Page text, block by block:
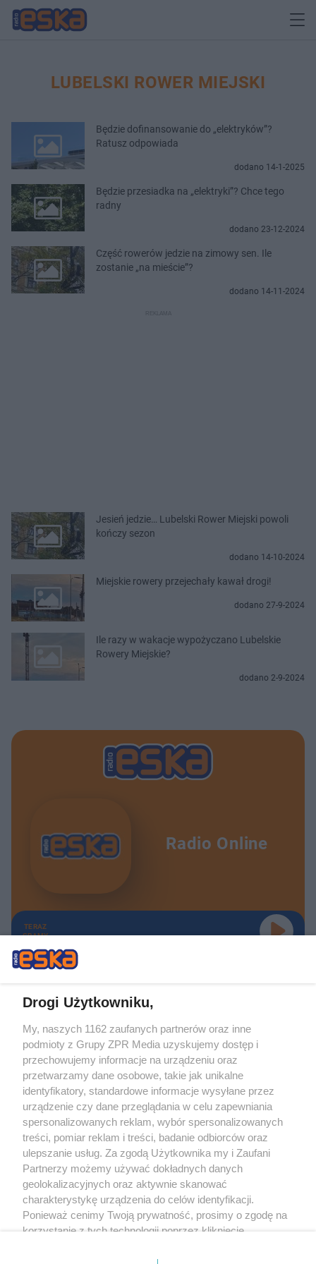
LUBELSKI ROWER MIEJSKI
Będzie dofinansowanie do „elektryków”?
Ratusz odpowiada
dodano 14-1-2025
Będzie przesiadka na „elektryki”? Chce tego
radny
dodano 23-12-2024
Część rowerów jedzie na zimowy sen. Ile
zostanie „na mieście”?
dodano 14-11-2024
Jesień jedzie… Lubelski Rower Miejski powoli
kończy sezon
dodano 14-10-2024
Miejskie rowery przejechały kawał drogi!
dodano 27-9-2024
Ile razy w wakacje wypożyczano Lubelskie
Rowery Miejskie?
dodano 2-9-2024
Radio Online
TERAZ
GRAMY
Żaden utwór zamieszczony w serwisie nie może być powielany i
rozpowszechniany lub dalej rozpowszechniany w jakikolwiek sposób (w
tym także elektroniczny lub mechaniczny) na jakimkolwiek polu
eksploatacji w jakiejkolwiek formie, włącznie z umieszczaniem w Internecie
bez pisemnej zgody właściciela praw. Jakiekolwiek użycie lub
wykorzystanie utworów w całości lub w części z naruszeniem prawa, tzn.
bez właściwej zgody, jest zabronione pod groźbą kary i może być ścigane
prawnie.
O nas
Drogi Użytkowniku,
My, naszych 1162 zaufanych partnerów oraz inne
podmioty z Grupy ZPR Media uzyskujemy dostęp i
przechowujemy informacje na urządzeniu oraz
przetwarzamy dane osobowe, takie jak unikalne
identyfikatory, standardowe informacje wysyłane przez
urządzenie czy dane przeglądania w celu zapewniania
spersonalizowanych reklam, wybór spersonalizowanych
treści, pomiar reklam i treści, badanie odbiorców oraz
ulepszanie usług. Za zgodą Użytkownika my i Zaufani
Partnerzy możemy używać dokładnych danych
geolokalizacyjnych oraz aktywnie skanować
charakterystykę urządzenia do celów identyfikacji.
Ponieważ cenimy Twoją prywatność, prosimy o zgodę na
korzystanie z tych technologii poprzez kliknięcie
zmienić/wycofać klikając przycisk ustawień prywatności